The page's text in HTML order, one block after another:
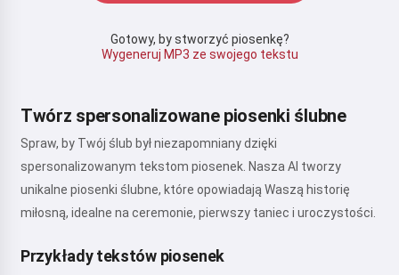
Gotowy, by stworzyć piosenkę?
Wygeneruj MP3 ze swojego tekstu
Twórz spersonalizowane piosenki ślubne
Spraw, by Twój ślub był niezapomniany dzięki
spersonalizowanym tekstom piosenek. Nasza AI tworzy
unikalne piosenki ślubne, które opowiadają Waszą historię
miłosną, idealne na ceremonie, pierwszy taniec i uroczystości.
Przykłady tekstów piosenek